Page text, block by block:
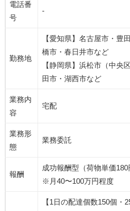
電話番
号
-
勤務地
【愛知県】名古屋市・豊
橋市・春日井市など
【静岡県】浜松市（中央
田市・湖西市など
業務内
容
宅配
業務形
態
業務委託
報酬
成功報酬型（荷物単価180
※月40〜100万円程度
【1日の配達個数150個・